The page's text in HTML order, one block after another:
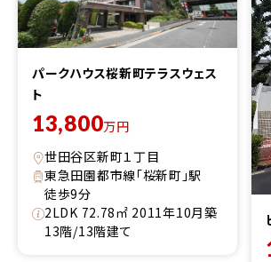
パークハウス桜新町テラスウェス
ト
13,800万円
世田谷区新町１丁目
東急田園都市線「桜新町」駅
徒歩9分
2LDK 72.78㎡ 2011年10月築
13階/13階建て